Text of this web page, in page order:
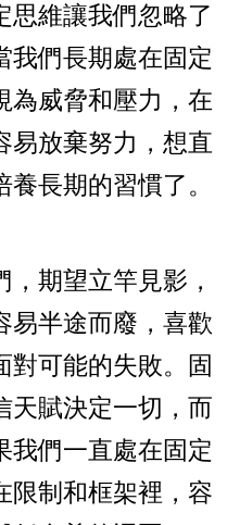
思維讓我們忽略了
我們長期處在固定
為威脅和壓力，在
易放棄努力，想直
長期的習慣了。
期望立竿見影，
易半途而廢，喜歡
對可能的失敗。固
天賦決定一切，而
我們一直處在固定
限制和框架裡，容